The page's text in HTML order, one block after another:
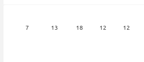
7 13 18 12 12